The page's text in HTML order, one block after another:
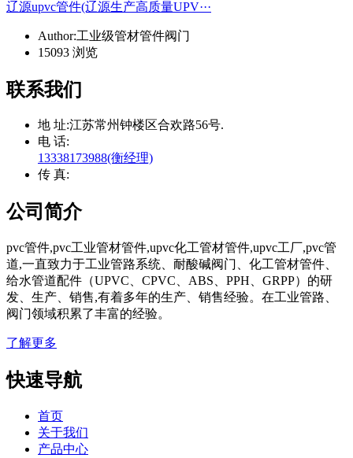
辽源upvc管件(辽源生产高质量UPV···
Author:工业级管材管件阀门
15093 浏览
联系我们
地 址:江苏常州钟楼区合欢路56号.
电 话:
13338173988(衡经理)
传 真:
公司简介
pvc管件,pvc工业管材管件,upvc化工管材管件,upvc工厂,pvc管
道,一直致力于工业管路系统、耐酸碱阀门、化工管材管件、
给水管道配件（UPVC、CPVC、ABS、PPH、GRPP）的研
发、生产、销售,有着多年的生产、销售经验。在工业管路、
阀门领域积累了丰富的经验。
了解更多
快速导航
首页
关于我们
产品中心